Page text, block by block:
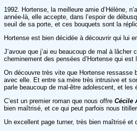
1992. Hortense, la meilleure amie d’Hélène,
année-là, elle accepte, dans l’espoir de
seuil de sa porte, et ces bouquets sont la
Hortense est bien décidée à découvrir qui lui
J’avoue que j’ai eu beaucoup de mal à
cheminement des pensées d’Hortense qui est
On découvre très vite que Hortense ressasse
avec elle. Et entre sa mère très intrusive et
parle beaucoup de mal-être adolescent, et
C’est un premier roman que nous offre Cécile
bien maîtrisé, et ce qui peut parfois nous
Un excellent page turner, très bien maîtrisé et